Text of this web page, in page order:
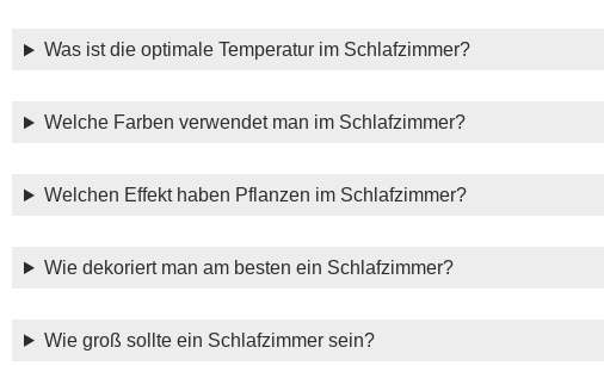
Was ist die optimale Temperatur im Schlafzimmer?
Welche Farben verwendet man im Schlafzimmer?
Welchen Effekt haben Pflanzen im Schlafzimmer?
Wie dekoriert man am besten ein Schlafzimmer?
Wie groß sollte ein Schlafzimmer sein?